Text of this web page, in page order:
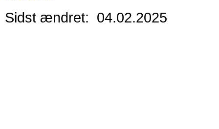
Sidst ændret: 04.02.2025